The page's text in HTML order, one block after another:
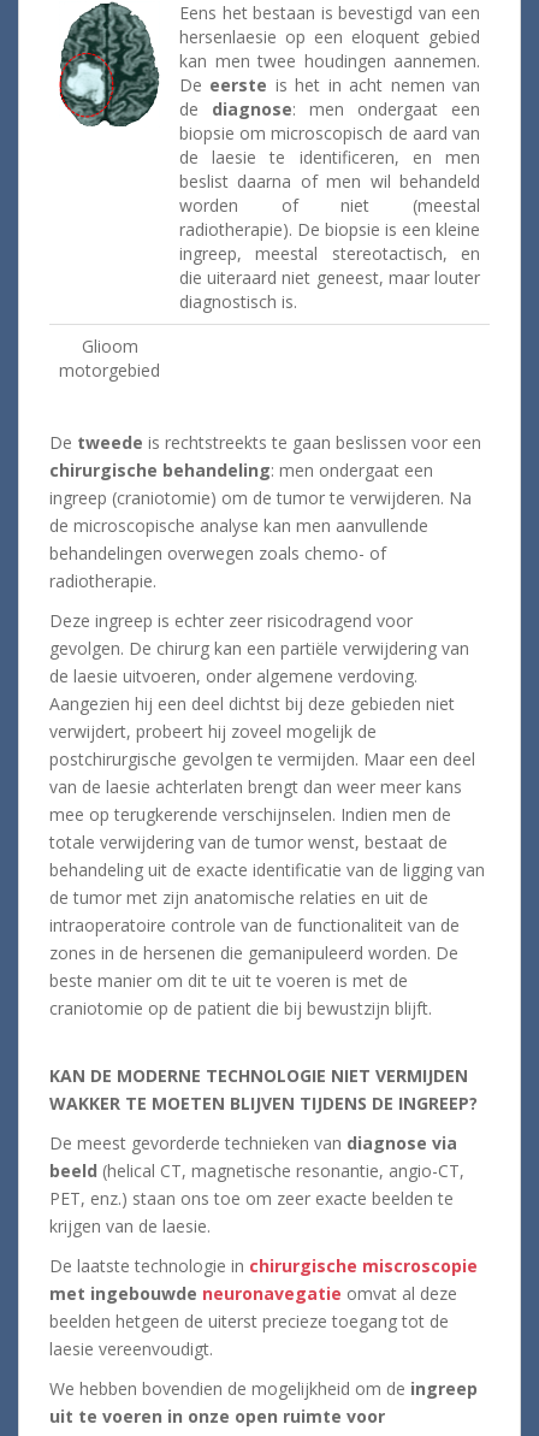
Eens het bestaan is bevestigd van een
hersenlaesie op een eloquent gebied
kan men twee houdingen aannemen.
De eerste is het in acht nemen van
de diagnose: men ondergaat een
biopsie om microscopisch de aard van
de laesie te identificeren, en men
beslist daarna of men wil behandeld
worden of niet (meestal
radiotherapie). De biopsie is een kleine
ingreep, meestal stereotactisch, en
die uiteraard niet geneest, maar louter
diagnostisch is.
Glioom
motorgebied
De tweede is rechtstreekts te gaan beslissen voor een
chirurgische behandeling: men ondergaat een
ingreep (craniotomie) om de tumor te verwijderen. Na
de microscopische analyse kan men aanvullende
behandelingen overwegen zoals chemo- of
radiotherapie.
Deze ingreep is echter zeer risicodragend voor
gevolgen. De chirurg kan een partiële verwijdering van
de laesie uitvoeren, onder algemene verdoving.
Aangezien hij een deel dichtst bij deze gebieden niet
verwijdert, probeert hij zoveel mogelijk de
postchirurgische gevolgen te vermijden. Maar een deel
van de laesie achterlaten brengt dan weer meer kans
mee op terugkerende verschijnselen. Indien men de
totale verwijdering van de tumor wenst, bestaat de
behandeling uit de exacte identificatie van de ligging van
de tumor met zijn anatomische relaties en uit de
intraoperatoire controle van de functionaliteit van de
zones in de hersenen die gemanipuleerd worden. De
beste manier om dit te uit te voeren is met de
craniotomie op de patient die bij bewustzijn blijft.
KAN DE MODERNE TECHNOLOGIE NIET VERMIJDEN
WAKKER TE MOETEN BLIJVEN TIJDENS DE INGREEP?
De meest gevorderde technieken van diagnose via
beeld (helical CT, magnetische resonantie, angio-CT,
PET, enz.) staan ons toe om zeer exacte beelden te
krijgen van de laesie.
De laatste technologie in chirurgische miscroscopie
met ingebouwde neuronavegatie omvat al deze
beelden hetgeen de uiterst precieze toegang tot de
laesie vereenvoudigt.
We hebben bovendien de mogelijkheid om de ingreep
uit te voeren in onze open ruimte voor